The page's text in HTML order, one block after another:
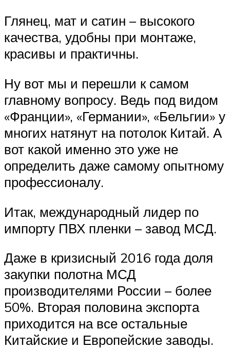
Глянец, мат и сатин – высокого
качества, удобны при монтаже,
красивы и практичны.
Ну вот мы и перешли к самом
главному вопросу. Ведь под видом
«Франции», «Германии», «Бельгии» у
многих натянут на потолок Китай. А
вот какой именно это уже не
определить даже самому опытному
профессионалу.
Итак, международный лидер по
импорту ПВХ пленки – завод МСД.
Даже в кризисный 2016 года доля
закупки полотна МСД
производителями России – более
50%. Вторая половина экспорта
приходится на все остальные
Китайские и Европейские заводы.